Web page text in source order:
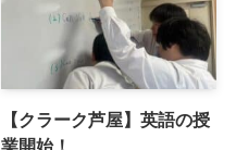
【クラーク芦屋】英語の授
業開始！